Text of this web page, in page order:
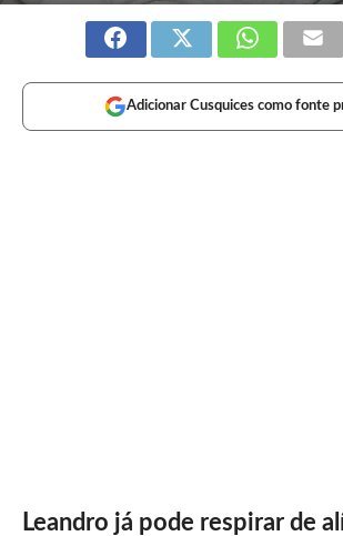
Adicionar Cusquices como fonte
Leandro já pode respirar de